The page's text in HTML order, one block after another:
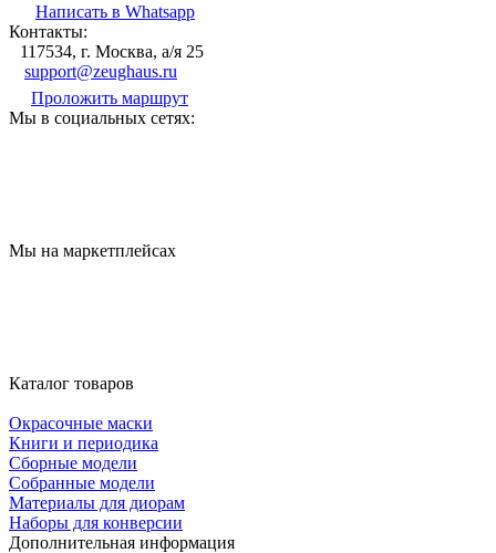
Написать в Whatsapp
Контакты:
117534, г. Москва, а/я 25
support@zeughaus.ru
Проложить маршрут
Мы в социальных сетях:
Мы на маркетплейсах
Каталог товаров
Окрасочные маски
Книги и периодика
Сборные модели
Собранные модели
Материалы для диорам
Наборы для конверсии
Дополнительная информация